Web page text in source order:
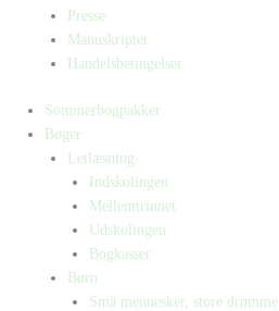
Presse
Manuskripter
Handelsbetingelser
Sommerbogpakker
Bøger
Letlæsning
Indskolingen
Mellemtrinnet
Udskolingen
Bogkasser
Børn
Små mennesker, store drømme